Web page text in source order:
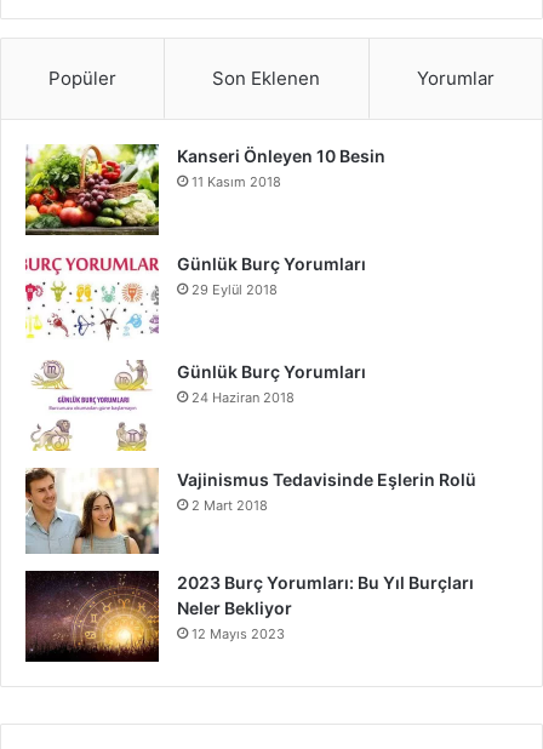
Popüler Son Eklenen Yorumlar
Kanseri Önleyen 10 Besin
11 Kasım 2018
Günlük Burç Yorumları
29 Eylül 2018
Günlük Burç Yorumları
24 Haziran 2018
Vajinismus Tedavisinde Eşlerin Rolü
2 Mart 2018
2023 Burç Yorumları: Bu Yıl Burçları
Neler Bekliyor
12 Mayıs 2023